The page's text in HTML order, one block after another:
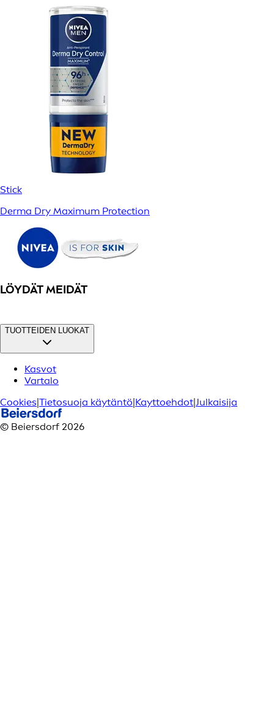
Stick
Derma Dry Maximum Protection
LÖYDÄT MEIDÄT
TUOTTEIDEN LUOKAT
Kasvot
Vartalo
Cookies|Tietosuoja käytäntö|Kayttoehdot|Julkaisija
© Beiersdorf 2026